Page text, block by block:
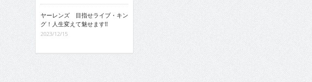
ヤーレンズ 目指せライブ・キン
グ！人生変えて魅せます!!
2023/12/15